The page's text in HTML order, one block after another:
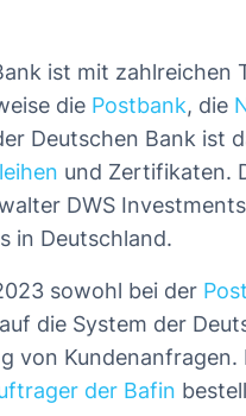
ist mit
die Postbank, die
Deutschen Bank ist
und Zertifikaten.
DWS
in Deutschland.
sowohl bei der
die System der
von
der Bafin